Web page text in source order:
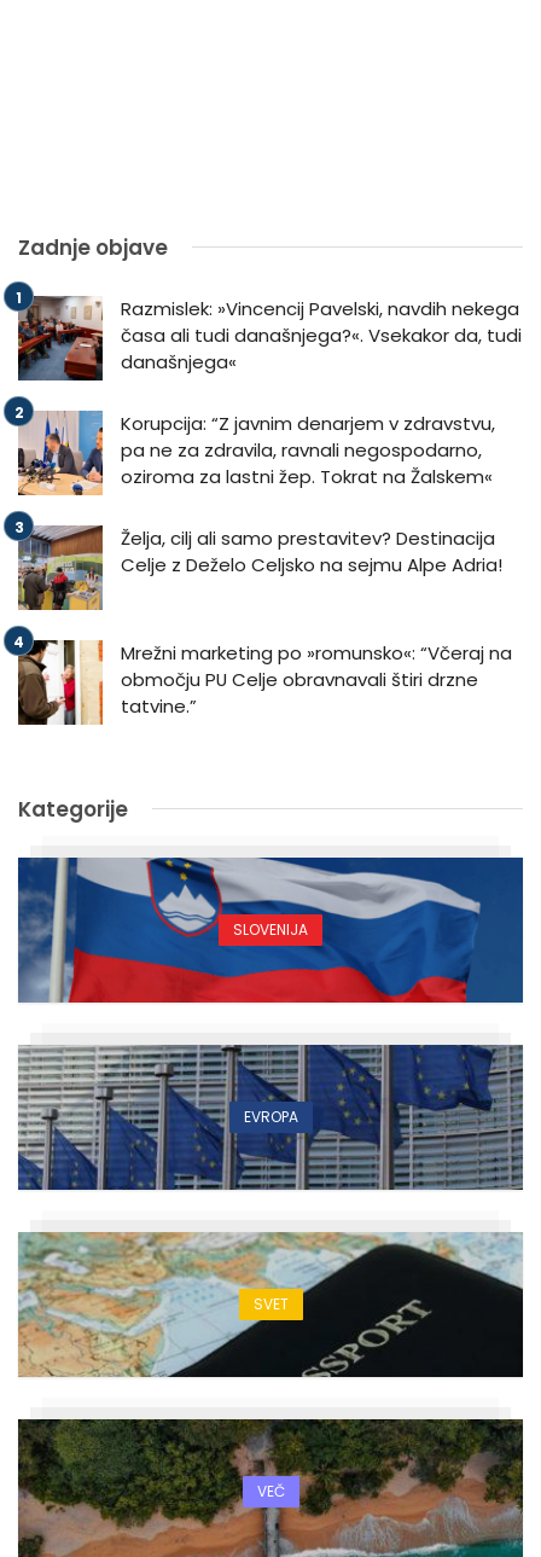
Zadnje objave
Razmislek: »Vincencij Pavelski, navdih nekega
časa ali tudi današnjega?«. Vsekakor da, tudi
današnjega«
Korupcija: “Z javnim denarjem v zdravstvu,
pa ne za zdravila, ravnali negospodarno,
oziroma za lastni žep. Tokrat na Žalskem«
Želja, cilj ali samo prestavitev? Destinacija
Celje z Deželo Celjsko na sejmu Alpe Adria!
Mrežni marketing po »romunsko«: “Včeraj na
območju PU Celje obravnavali štiri drzne
tatvine.”
Kategorije
SLOVENIJA
EVROPA
SVET
VEČ